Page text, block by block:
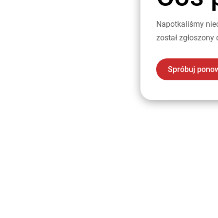
Napotkaliśmy
został zgłoszony
Spróbuj